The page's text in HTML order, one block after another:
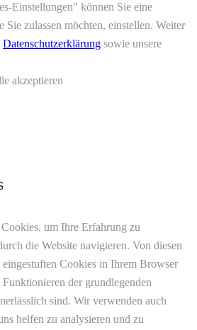
Einstellungen" können Sie eine
zulassen möchten, einstellen. Weiter
Datenschutzerklärung sowie unsere
akzeptieren
um Ihre Erfahrung zu
die Website navigieren. Von diesen
Cookies in Ihrem Browser
Funktionieren der grundlegenden
sind. Wir verwenden auch
helfen zu analysieren und zu